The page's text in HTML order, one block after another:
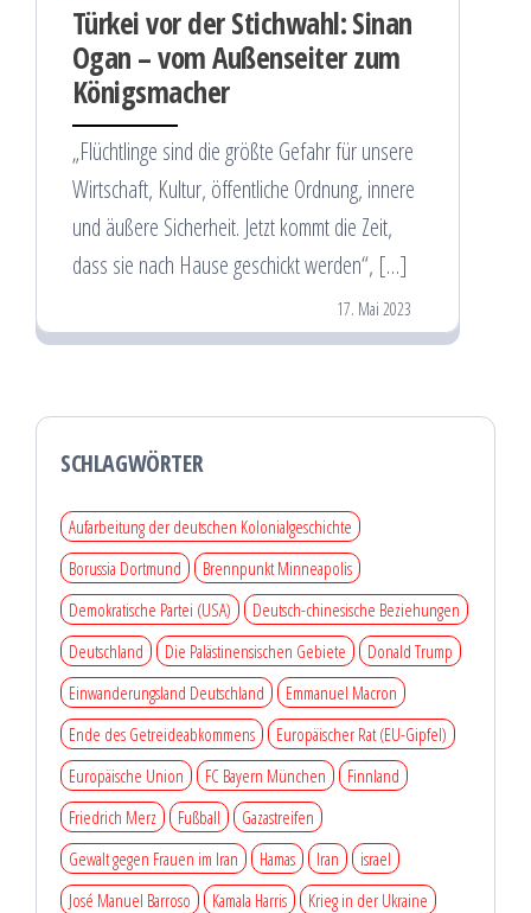
Türkei vor der Stichwahl: Sinan
Ogan – vom Außenseiter zum
Königsmacher
„Flüchtlinge sind die größte Gefahr für unsere
Wirtschaft, Kultur, öffentliche Ordnung, innere
und äußere Sicherheit. Jetzt kommt die Zeit,
dass sie nach Hause geschickt werden“, […]
17. Mai 2023
SCHLAGWÖRTER
Aufarbeitung der deutschen Kolonialgeschichte
Borussia Dortmund
Brennpunkt Minneapolis
Demokratische Partei (USA)
Deutsch-chinesische Beziehungen
Deutschland
Die Palästinensischen Gebiete
Donald Trump
Einwanderungsland Deutschland
Emmanuel Macron
Ende des Getreideabkommens
Europäischer Rat (EU-Gipfel)
Europäische Union
FC Bayern München
Finnland
Friedrich Merz
Fußball
Gazastreifen
Gewalt gegen Frauen im Iran
Hamas Iran
israel
José Manuel Barroso
Kamala Harris
Krieg in der Ukraine